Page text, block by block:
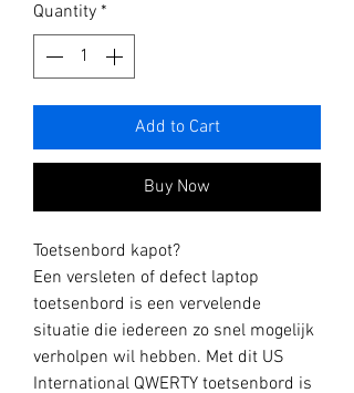
Quantity *
Add to Cart
Buy Now
Toetsenbord kapot?
Een versleten of defect laptop
toetsenbord is een vervelende
situatie die iedereen zo snel mogelijk
verholpen wil hebben. Met dit US
International QWERTY toetsenbord is